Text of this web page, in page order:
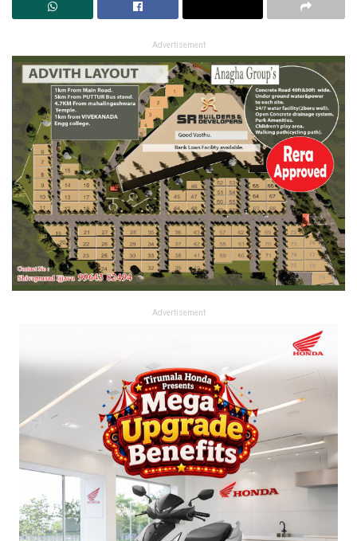
Advertisement
Advertisement